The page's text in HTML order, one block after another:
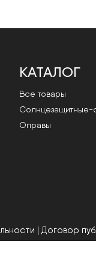
КАТАЛОГ
Все товары
Cолнцезащитные-
Оправы
| Договор